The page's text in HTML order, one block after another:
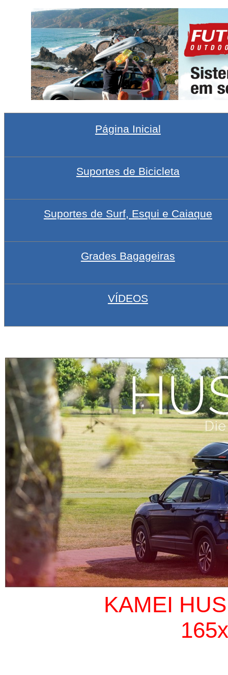
Página Inicial
Suportes de Bicicleta
Suportes de Surf, Esqui e Caiaque
Grades Bagageiras
VÍDEOS
KAMEI